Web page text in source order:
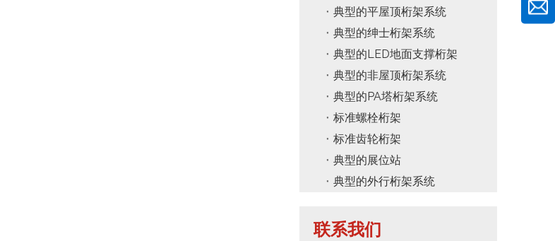
典型的平屋顶桁架系统
典型的绅士桁架系统
典型的LED地面支撑桁架
典型的非屋顶桁架系统
典型的PA塔桁架系统
标准螺栓桁架
标准齿轮桁架
典型的展位站
典型的外行桁架系统
联系我们